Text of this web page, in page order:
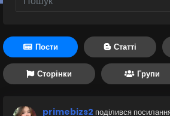
Пости Статті
Сторінки Групи
primebizs2 поділився